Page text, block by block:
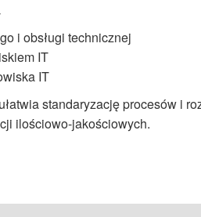
i obsługi technicznej
IT
IT
standaryzację procesów i
ilościowo-jakościowych.